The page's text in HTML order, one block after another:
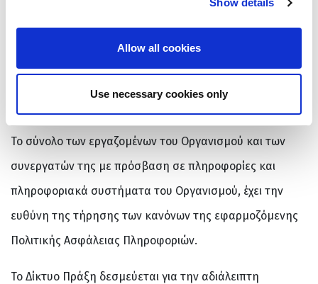
Show details
Allow all cookies
Use necessary cookies only
Πληροφοριών και την ανάληψη των απαραίτητων
πρωτοβουλιών για την εξάλειψη όλων εκείνων των
παραγόντων που μπορούν να θέσουν σε κίνδυνο τη
διαθεσιμότητα, ακεραιότητα και εμπιστευτικότητα των
Το σύνολο των εργαζομένων του Οργανισμού και των
συνεργατών της με πρόσβαση σε πληροφορίες και
πληροφοριακά συστήματα του Οργανισμού, έχει την
ευθύνη της τήρησης των κανόνων της εφαρμοζόμενης
Πολιτικής Ασφάλειας Πληροφοριών.
Το Δίκτυο Πράξη δεσμεύεται για την αδιάλειπτη